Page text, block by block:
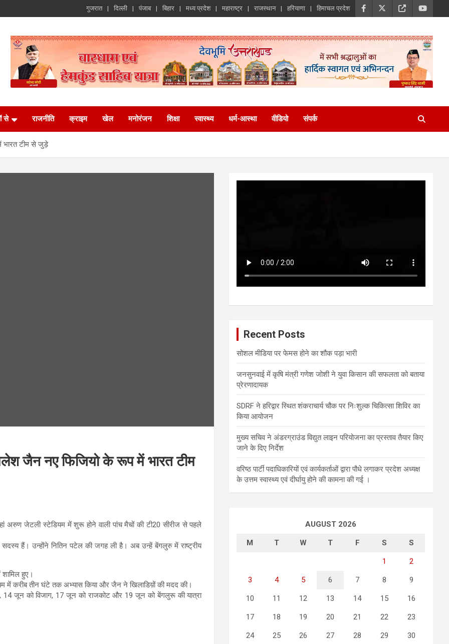
गुजरात दिल्ली पंजाब बिहार मध्य प्रदेश महाराष्ट्र राजस्थान हरियाणा हिमाचल प्रदेश
से राजनीति क्राइम खेल मनोरंजन शिक्षा स्वास्थ्य धर्म-आस्था वीडियो संपर्क
भारत टीम से जुड़े
जैन नए फिजियो के रूप में भारत टीम
जेटली स्टेडियम में शुरू होने वाली पांच मैचों की टी20 सीरीज से पहले
सदस्य हैं। उन्होंने नितिन पटेल की जगह ली है। अब उन्हें बेंगलुरु में राष्ट्रीय
शामिल हुए।
में करीब तीन घंटे तक अभ्यास किया और जैन ने खिलाडिय़ों की मदद की।
जून को विजाग, 17 जून को राजकोट और 19 जून को बेंगलुरू की यात्रा
Recent Posts
सोशल मीडिया पर फेमस होने का शौक पड़ा भारी
जनसुनवाई में कृषि मंत्री गणेश जोशी ने युवा किसान की सफलता को बताया
प्रेरणादायक
SDRF ने हरिद्वार स्थित शंकराचार्य चौक पर निःशुल्क चिकित्सा शिविर का
किया आयोजन
मुख्य सचिव ने अंडरग्राउंड विद्युत लाइन परियोजना का प्रस्ताव तैयार किए
जाने के दिए निर्देश
वरिष्ठ पार्टी पदाधिकारियों एवं कार्यकर्ताओं द्वारा पौधे लगाकर प्रदेश अध्यक्ष
के उत्तम स्वास्थ्य एवं दीर्घायु होने की कामना की गई ।
AUGUST 2026
M T W T F S S
1 2
3 4 5 6 7 8 9
10 11 12 13 14 15 16
17 18 19 20 21 22 23
24 25 26 27 28 29 30